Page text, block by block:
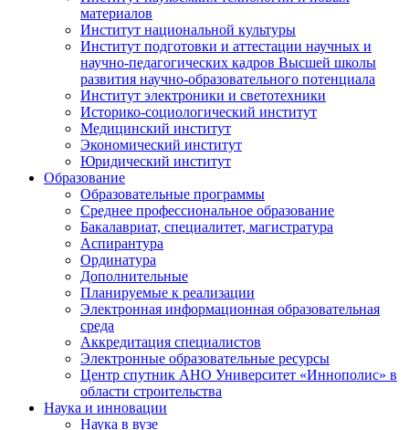
материалов
Институт национальной культуры
Институт подготовки и аттестации научных и
научно-педагогических кадров Высшей школы
развития научно-образовательного потенциала
Институт электроники и светотехники
Историко-социологический институт
Медицинский институт
Экономический институт
Юридический институт
Образование
Образовательные программы
Среднее профессиональное образование
Бакалавриат, специалитет, магистратура
Аспирантура
Ординатура
Дополнительные
Планируемые к реализации
Электронная информационная образовательная
среда
Аккредитация специалистов
Электронные образовательные ресурсы
Центр спутник АНО Университет «Иннополис» в
области строительства
Наука и инновации
Наука в вузе